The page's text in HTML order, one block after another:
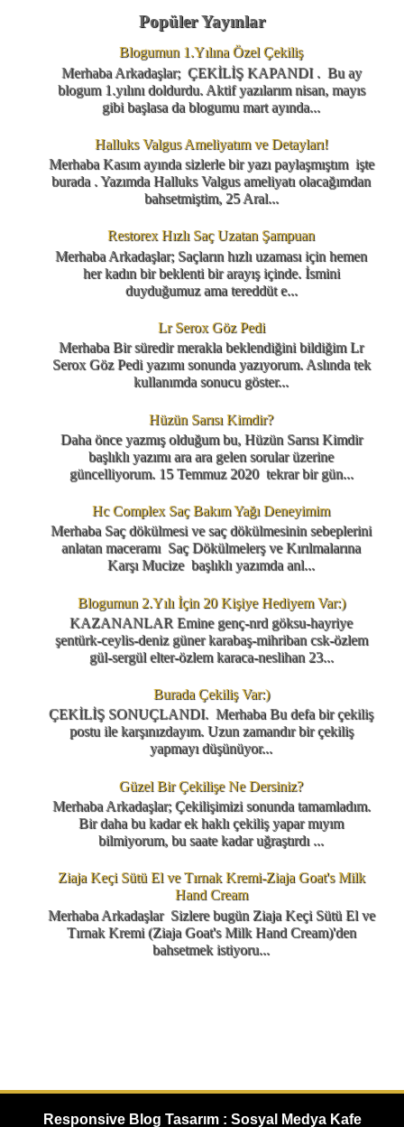
Popüler Yayınlar
Blogumun 1.Yılına Özel Çekiliş
Merhaba Arkadaşlar; ÇEKİLİŞ KAPANDI . Bu ay
blogum 1.yılını doldurdu. Aktif yazılarım nisan, mayıs
gibi başlasa da blogumu mart ayında...
Halluks Valgus Ameliyatım ve Detayları!
Merhaba Kasım ayında sizlerle bir yazı paylaşmıştım işte
burada . Yazımda Halluks Valgus ameliyatı olacağımdan
bahsetmiştim, 25 Aral...
Restorex Hızlı Saç Uzatan Şampuan
Merhaba Arkadaşlar; Saçların hızlı uzaması için hemen
her kadın bir beklenti bir arayış içinde. İsmini
duyduğumuz ama tereddüt e...
Lr Serox Göz Pedi
Merhaba Bir süredir merakla beklendiğini bildiğim Lr
Serox Göz Pedi yazımı sonunda yazıyorum. Aslında tek
kullanımda sonucu göster...
Hüzün Sarısı Kimdir?
Daha önce yazmış olduğum bu, Hüzün Sarısı Kimdir
başlıklı yazımı ara ara gelen sorular üzerine
güncelliyorum. 15 Temmuz 2020 tekrar bir gün...
Hc Complex Saç Bakım Yağı Deneyimim
Merhaba Saç dökülmesi ve saç dökülmesinin sebeplerini
anlatan maceramı Saç Dökülmelerş ve Kırılmalarına
Karşı Mucize başlıklı yazımda anl...
Blogumun 2.Yılı İçin 20 Kişiye Hediyem Var:)
KAZANANLAR Emine genç-nrd göksu-hayriye
şentürk-ceylis-deniz güner karabaş-mihriban csk-özlem
gül-sergül elter-özlem karaca-neslihan 23...
Burada Çekiliş Var:)
ÇEKİLİŞ SONUÇLANDI. Merhaba Bu defa bir çekiliş
postu ile karşınızdayım. Uzun zamandır bir çekiliş
yapmayı düşünüyor...
Güzel Bir Çekilişe Ne Dersiniz?
Merhaba Arkadaşlar; Çekilişimizi sonunda tamamladım.
Bir daha bu kadar ek haklı çekiliş yapar mıyım
bilmiyorum, bu saate kadar uğraştırdı ...
Ziaja Keçi Sütü El ve Tırnak Kremi-Ziaja Goat's Milk
Hand Cream
Merhaba Arkadaşlar Sizlere bugün Ziaja Keçi Sütü El ve
Tırnak Kremi (Ziaja Goat's Milk Hand Cream)'den
bahsetmek istiyoru...
Responsive Blog Tasarım : Sosyal Medya Kafe